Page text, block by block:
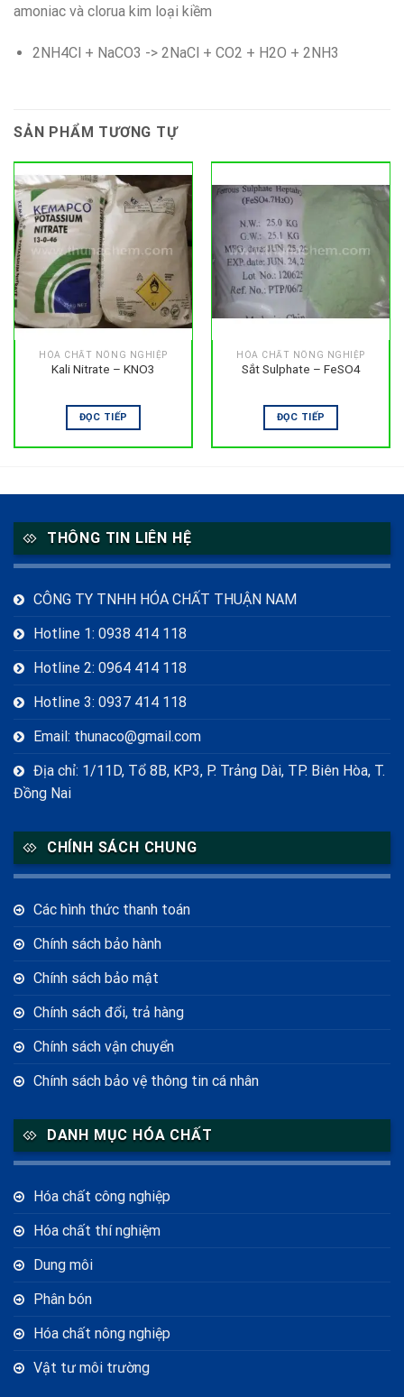
amoniac và clorua kim loại kiềm
2NH4Cl + NaCO3 -> 2NaCl + CO2 + H2O + 2NH3
SẢN PHẨM TƯƠNG TỰ
HÓA CHẤT NÔNG NGHIỆP
Kali Nitrate – KNO3
ĐỌC TIẾP
HÓA CHẤT NÔNG NGHIỆP
Sắt Sulphate – FeSO4
ĐỌC TIẾP
THÔNG TIN LIÊN HỆ
CÔNG TY TNHH HÓA CHẤT THUẬN NAM
Hotline 1: 0938 414 118
Hotline 2: 0964 414 118
Hotline 3: 0937 414 118
Email: thunaco@gmail.com
Địa chỉ: 1/11D, Tổ 8B, KP3, P. Trảng Dài, TP. Biên Hòa, T.
Đồng Nai
CHÍNH SÁCH CHUNG
Các hình thức thanh toán
Chính sách bảo hành
Chính sách bảo mật
Chính sách đổi, trả hàng
Chính sách vận chuyển
Chính sách bảo vệ thông tin cá nhân
DANH MỤC HÓA CHẤT
Hóa chất công nghiệp
Hóa chất thí nghiệm
Dung môi
Phân bón
Hóa chất nông nghiệp
Vật tư môi trường